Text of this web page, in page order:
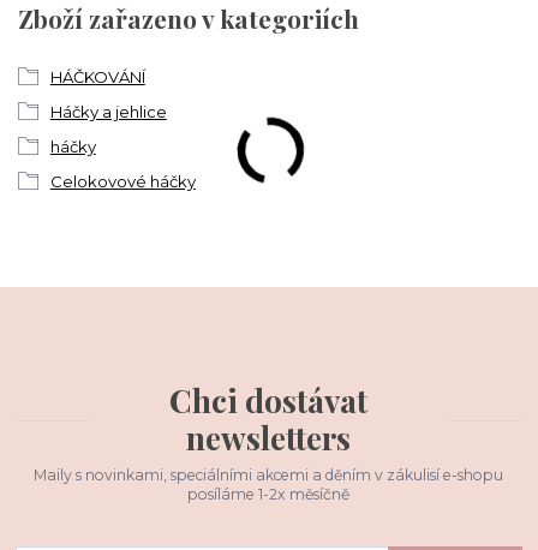
Zboží zařazeno v kategoriích
HÁČKOVÁNÍ
Háčky a jehlice
háčky
Celokovové háčky
Chci dostávat
newsletters
Maily s novinkami, speciálními akcemi a děním v zákulisí e-shopu
posíláme 1-2x měsíčně